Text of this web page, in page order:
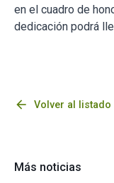
en el cuadro de
dedicación podrá
arrow_back Volver al listado
Más noticias